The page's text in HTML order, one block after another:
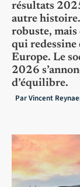
résultats
autre
robuste, mais
qui redessine
Europe. Le
2026
d’équilibre.
ParVincent